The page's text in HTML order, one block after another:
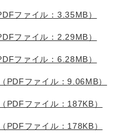
ファイル：3.35MB）
ファイル：2.29MB）
ファイル：6.28MB）
PDFファイル：9.06MB）
PDFファイル：187KB）
PDFファイル：178KB）